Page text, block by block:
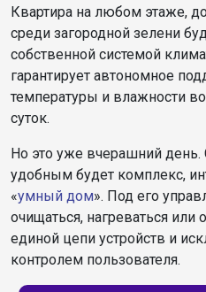
Квартира на любом этаже,
среди загородной зелени
собственной системой
гарантирует автономное
температуры и влажности
суток.
Но это уже вчерашний день.
удобным будет комплекс,
«умный дом». Под его
очищаться, нагреваться
единой цепи устройств и
контролем пользователя.